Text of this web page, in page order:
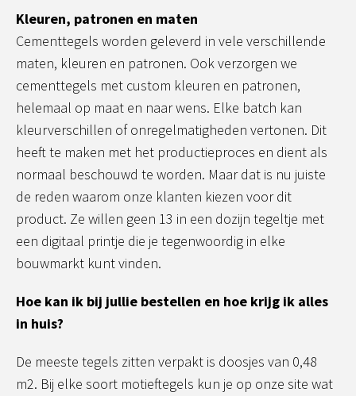
Kleuren, patronen en maten
Cementtegels worden geleverd in vele verschillende
maten, kleuren en patronen. Ook verzorgen we
cementtegels met custom kleuren en patronen,
helemaal op maat en naar wens. Elke batch kan
kleurverschillen of onregelmatigheden vertonen. Dit
heeft te maken met het productieproces en dient als
normaal beschouwd te worden. Maar dat is nu juiste
de reden waarom onze klanten kiezen voor dit
product. Ze willen geen 13 in een dozijn tegeltje met
een digitaal printje die je tegenwoordig in elke
bouwmarkt kunt vinden.
Hoe kan ik bij jullie bestellen en hoe krijg ik alles
in huis?
De meeste tegels zitten verpakt is doosjes van 0,48
m2. Bij elke soort motieftegels kun je op onze site wat